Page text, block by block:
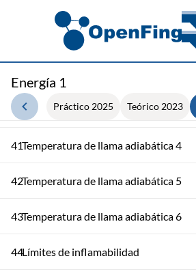
Energía 1
Práctico 2025 Teórico 2023
Temperatura de llama adiabática 1
40Temperatura de llama adiabática 3
41Temperatura de llama adiabática 4
42Temperatura de llama adiabática 5
43Temperatura de llama adiabática 6
44Límites de inflamabilidad